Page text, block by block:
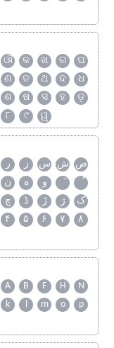
ଔ କ ଖ ଗ
ଘ
ଣ ତ ଥ ଦ
ଧ
ଶ ଷ ସ ହ
ଡ଼
୮ ୯ ୱ
ر ز س ش ص
ن ه
و
چ ڈ ڑ ژ
ک
۴ ۵ ۶ ۷
۸
A B F H
N
k l m o
p